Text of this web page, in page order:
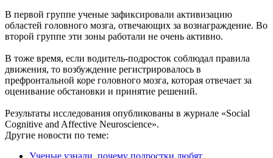
В первой группе ученые зафиксировали активизацию
областей головного мозга, отвечающих за вознаграждение. Во
второй группе эти зоны работали не очень активно.
В тоже время, если водитель-подросток соблюдал правила
движения, то возбуждение регистрировалось в
префронтальной коре головного мозга, которая отвечает за
оценивание обстановки и принятие решений.
Результаты исследования опубликованы в журнале «Social
Cognitive and Affective Neuroscience».
Другие новости по теме:
Ученые узнали, почему подростки любят